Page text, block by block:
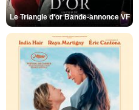
Le Triangle d'or Bande-annonce VF